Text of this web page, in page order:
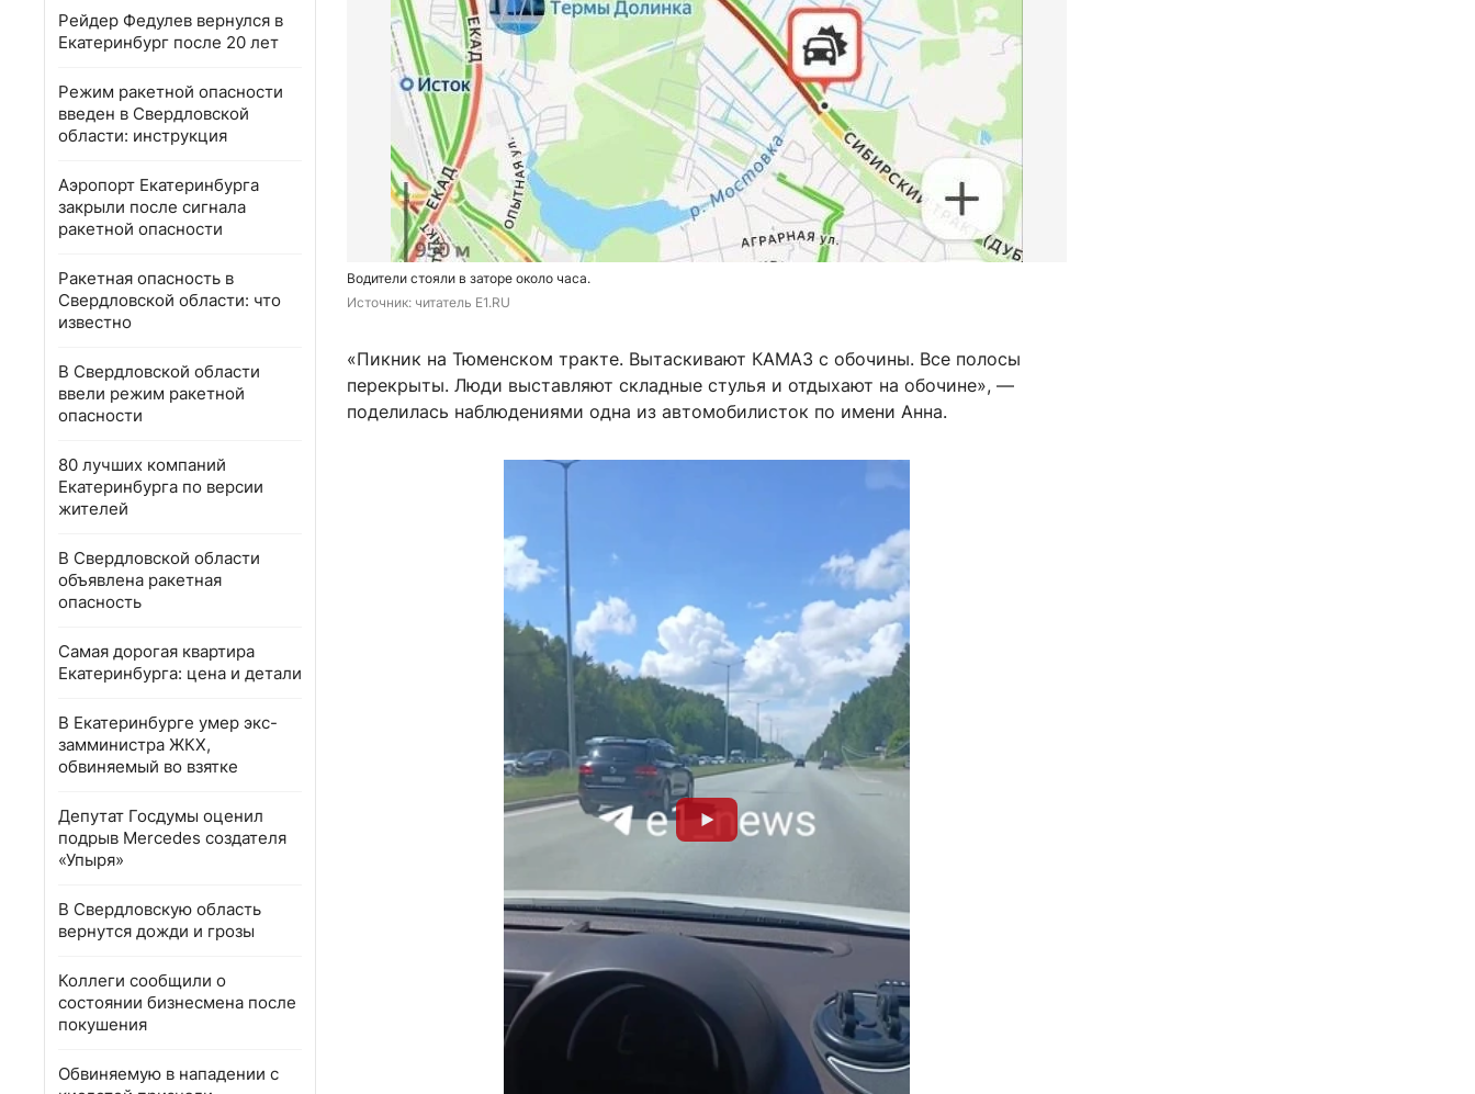
Рейдер Федулев вернулся в
Екатеринбург после 20 лет
Режим ракетной опасности
введен в Свердловской
области: инструкция
Аэропорт Екатеринбурга
закрыли после сигнала
ракетной опасности
Ракетная опасность в
Свердловской области: что
известно
В Свердловской области
ввели режим ракетной
опасности
80 лучших компаний
Екатеринбурга по версии
жителей
В Свердловской области
объявлена ракетная
опасность
Самая дорогая квартира
Екатеринбурга: цена и детали
В Екатеринбурге умер экс-
замминистра ЖКХ,
обвиняемый во взятке
Депутат Госдумы оценил
подрыв Mercedes создателя
«Упыря»
В Свердловскую область
вернутся дожди и грозы
Коллеги сообщили о
состоянии бизнесмена после
покушения
Обвиняемую в нападении с
Водители стояли в заторе около часа.
Источник: читатель E1.RU
«Пикник на Тюменском тракте. Вытаскивают КАМАЗ с обочины. Все полосы
перекрыты. Люди выставляют складные стулья и отдыхают на обочине», —
поделилась наблюдениями одна из автомобилисток по имени Анна.